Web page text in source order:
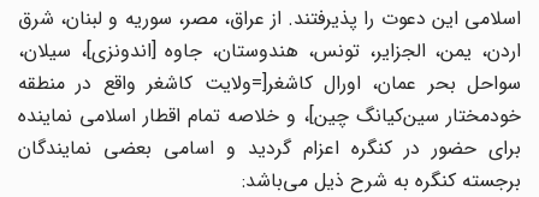
اسلامی این دعوت را پذیرفتند. از عراق، مصر، سوریه و لبنان، شرق
اردن، یمن، الجزایر، تونس، هندوستان، جاوه [اندونزی]، سیلان،
سواحل بحر عمان، اورال کاشغر[=ولایت کاشغر واقع در منطقه
خودمختار سین‌کیانگ چین]، و خلاصه تمام اقطار اسلامی نماینده
برای حضور در کنگره اعزام گردید و اسامی بعضی نمایندگان
برجسته کنگره به شرح ذیل می‌باشد: